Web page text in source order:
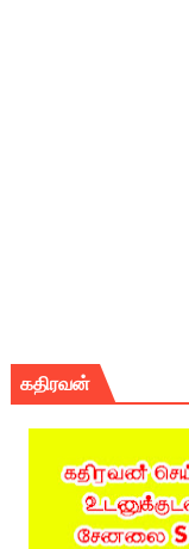
கதிரவன்